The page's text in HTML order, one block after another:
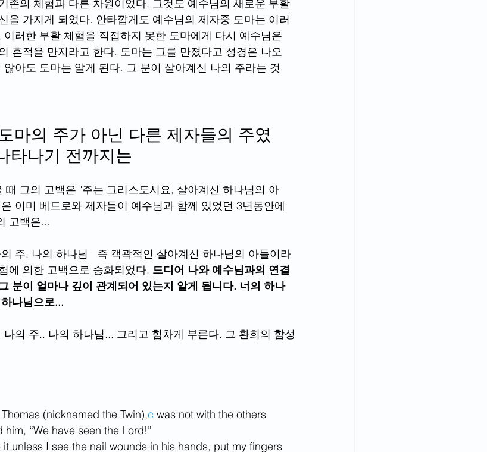
존의 체험과 다른 차원이었다. 그것도 예수님의 새로운 부활
을 가지게 되었다. 안타깝게도 예수님의 제자중 도마는 이러
러한 부활 체험을 직접하지 못한 도마에게 다시 예수님은
흔적을 만지라고 한다. 도마는 그를 만졌다고 성경은 나오
아도 도마는 알게 된다. 그 분이 살아계신 나의 주라는 것
마의 주가 아닌 다른 제자들의 주였
타나기 전까지는
때 그의 고백은 "주는 그리스도시요, 살아계신 하나님의 아
이미 베드로와 제자들이 예수님과 함께 있었던 3년동안에
고백은...
주, 나의 하나님"  즉 객곽적인 살아계신 하나님의 아들이라
에 의한 고백으로 승화되었다. 드디어 나와 예수님과의 연결
분이 얼마나 깊이 관계되어 있는지 알게 됩니다. 너의 하나
나님으로...
나의 주.. 나의 하나님... 그리고 힘차게 부른다. 그 환희의 함성
(nicknamed the Twin),c was not with the others
him, “We have seen the Lord!”
it unless I see the nail wounds in his hands, put my fingers